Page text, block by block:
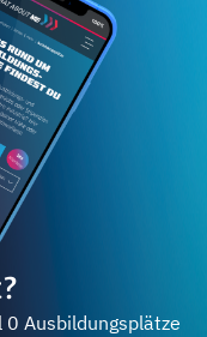
Ausbildungsplätze